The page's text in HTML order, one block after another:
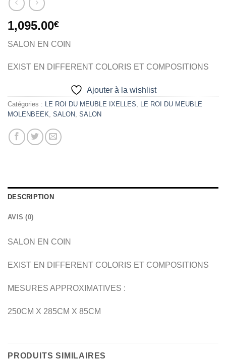
1,095.00€
SALON EN COIN
EXIST EN DIFFERENT COLORIS ET COMPOSITIONS
Ajouter à la wishlist
Catégories : LE ROI DU MEUBLE IXELLES, LE ROI DU MEUBLE
MOLENBEEK, SALON, SALON
DESCRIPTION
AVIS (0)
SALON EN COIN
EXIST EN DIFFERENT COLORIS ET COMPOSITIONS
MESURES APPROXIMATIVES :
250CM X 285CM X 85CM
PRODUITS SIMILAIRES